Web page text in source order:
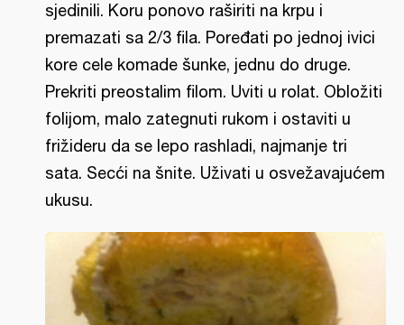
sjedinili. Koru ponovo raširiti na krpu i
premazati sa 2/3 fila. Poređati po jednoj ivici
kore cele komade šunke, jednu do druge.
Prekriti preostalim filom. Uviti u rolat. Obložiti
folijom, malo zategnuti rukom i ostaviti u
frižideru da se lepo rashladi, najmanje tri
sata. Secći na šnite. Uživati u osvežavajućem
ukusu.